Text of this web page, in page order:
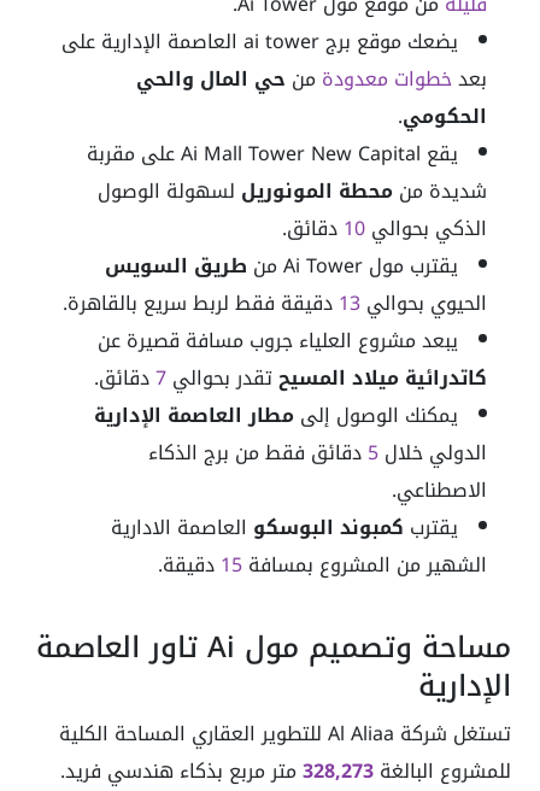
يضعك موقع برج ai tower العاصمة الإدارية على
بعدخطوات معدودة من حي المال والحي
الحكومي.
يقع Ai Mall Tower New Capital على مقربة
شديدة منمحطة المونوريل لسهولة الوصول
الذكي بحوالي10دقائق.
يقترب مول Ai Tower من
طريق السويس
الحيوي بحوالي13دقيقة فقط لربط سريع بالقاهرة.
يبعد مشروع العلياء جروب مسافة قصيرة عن
كاتدرائية ميلاد المسيحتقدر بحوالي7دقائق.
يمكنك الوصول إلىمطار العاصمة الإدارية
الدولي خلال5دقائق فقط من برج الذكاء
الاصطناعي.
يقترب كمبوند البوسكو العاصمة الادارية
الشهير من المشروع بمسافة15دقيقة.
مساحة وتصميم مول Ai تاور العاصمة
الإدارية
تستغل شركة Al Aliaa للتطوير العقاري المساحة الكلية
للمشروع البالغة328,273متر مربع بذكاء هندسي فريد.